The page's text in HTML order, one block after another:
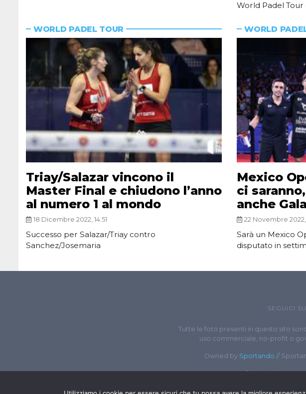
World Padel
WORLD PADEL TOUR
Triay/Salazar vincono il
Master Final e chiudono l’anno
al numero 1 al mondo
18 Dicembre 2022, 14:51
Successo per Salazar/Triay contro
Sanchez/Josemaria
WORLD
Mexico
ci
anche
22 Novembre 2022,
Sarà un Mexico
disputato in
SEGUICI SU
Tutte le foto presenti in questo sito
uso commerciale, no-profit o
Owned by Sportando //
© Copyright 2020-